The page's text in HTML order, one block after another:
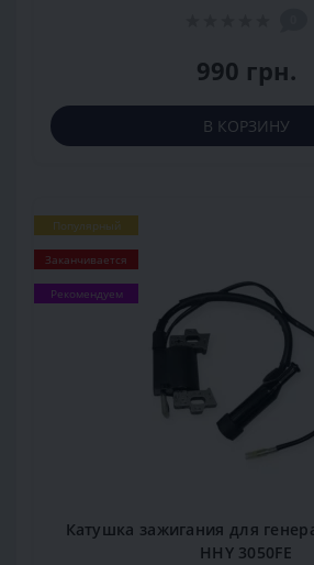
990 грн.
В КОРЗИНУ
Популярный
Заканчивается
Рекомендуем
Катушка зажигания для
HHY 3050FE